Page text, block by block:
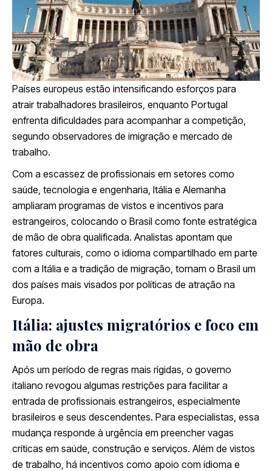
Países europeus estão intensificando esforços para
atrair trabalhadores brasileiros, enquanto Portugal
enfrenta dificuldades para acompanhar a competição,
segundo observadores de imigração e mercado de
trabalho.
Com a escassez de profissionais em setores como
saúde, tecnologia e engenharia, Itália e Alemanha
ampliaram programas de vistos e incentivos para
estrangeiros, colocando o Brasil como fonte estratégica
de mão de obra qualificada. Analistas apontam que
fatores culturais, como o idioma compartilhado em parte
com a Itália e a tradição de migração, tornam o Brasil um
dos países mais visados por políticas de atração na
Europa.
Itália: ajustes migratórios e foco em
mão de obra
Após um período de regras mais rígidas, o governo
italiano revogou algumas restrições para facilitar a
entrada de profissionais estrangeiros, especialmente
brasileiros e seus descendentes. Para especialistas, essa
mudança responde à urgência em preencher vagas
críticas em saúde, construção e serviços. Além de vistos
de trabalho, há incentivos como apoio com idioma e